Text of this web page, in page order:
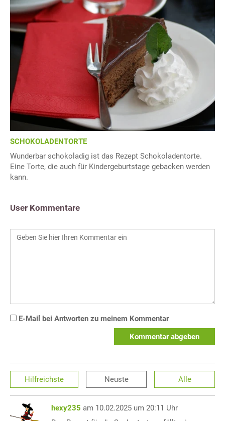
SCHOKOLADENTORTE
Wunderbar schokoladig ist das Rezept Schokoladentorte.
Eine Torte, die auch für Kindergeburtstage gebacken werden
kann.
User Kommentare
E-Mail bei Antworten zu meinem Kommentar
Kommentar abgeben
Hilfreichste Neuste Alle
hexy235 am 10.02.2025 um 20:11 Uhr